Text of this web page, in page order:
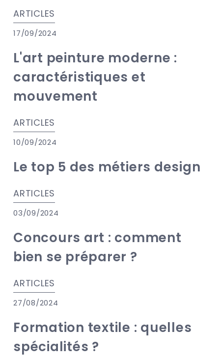
ARTICLES
17/09/2024
L'art peinture moderne :
caractéristiques et
mouvement
ARTICLES
10/09/2024
Le top 5 des métiers design
ARTICLES
03/09/2024
Concours art : comment
bien se préparer ?
ARTICLES
27/08/2024
Formation textile : quelles
spécialités ?